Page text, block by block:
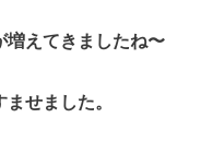
増えてきましたね〜
せました。